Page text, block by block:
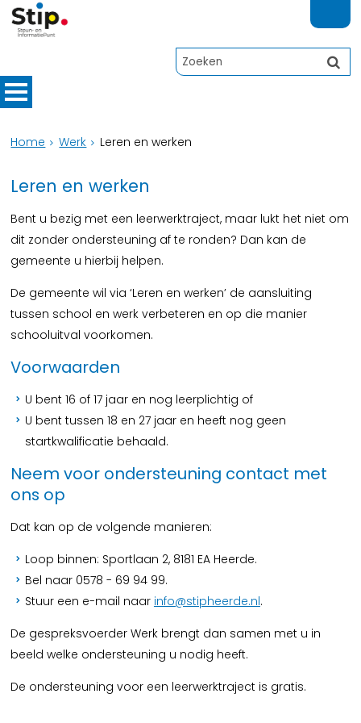
Home Werk Leren en werken
Leren en werken
Bent u bezig met een leerwerktraject, maar lukt het niet om
dit zonder ondersteuning af te ronden? Dan kan de
gemeente u hierbij helpen.
De gemeente wil via ‘Leren en werken’ de aansluiting
tussen school en werk verbeteren en op die manier
schooluitval voorkomen.
Voorwaarden
U bent 16 of 17 jaar en nog leerplichtig of
U bent tussen 18 en 27 jaar en heeft nog geen
startkwalificatie behaald.
Neem voor ondersteuning contact met
ons op
Dat kan op de volgende manieren:
Loop binnen: Sportlaan 2, 8181 EA Heerde.
Bel naar 0578 - 69 94 99.
Stuur een e-mail naar info@stipheerde.nl.
De gespreksvoerder Werk brengt dan samen met u in
beeld welke ondersteuning u nodig heeft.
De ondersteuning voor een leerwerktraject is gratis.